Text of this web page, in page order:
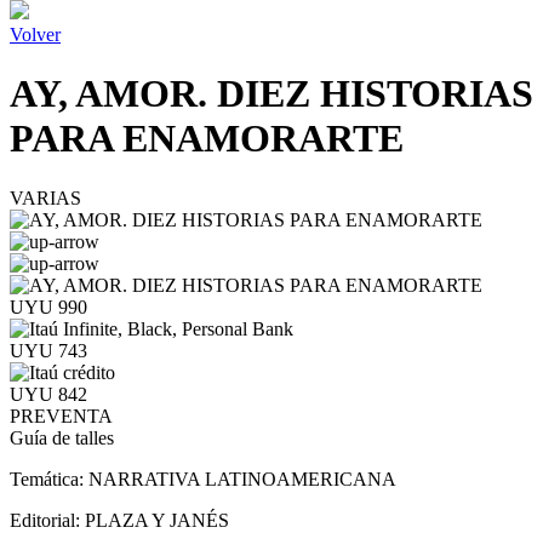
Volver
AY, AMOR. DIEZ HISTORIAS
PARA ENAMORARTE
VARIAS
UYU 990
UYU 743
UYU 842
PREVENTA
Guía de talles
Temática: NARRATIVA LATINOAMERICANA
Editorial: PLAZA Y JANÉS